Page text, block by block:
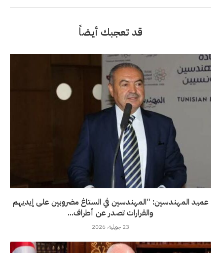
قد تعجبك أيضاً
عميد المهندسين: “المهندسين في الستاغ مضروبين على إيديهم
والقرارات تصدر عن أطراف...
23 جويلية، 2026